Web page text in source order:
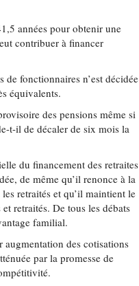
années pour obtenir une
contribuer à financer
fonctionnaires n’est décidée
équivalents.
des pensions même si
t-il de décaler de six mois la
du financement des retraites
de même qu’il renonce à la
retraités et qu’il maintient le
retraités. De tous les débats
familial.
des cotisations
par la promesse de